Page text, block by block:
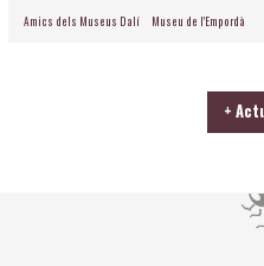
Amics dels Museus Dalí Museu de l'Empordà
+